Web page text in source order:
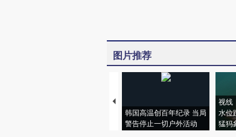
图片推荐
韩国高温创百年纪录 当局
警告停止一切户外活动
视线
水位
猛犸